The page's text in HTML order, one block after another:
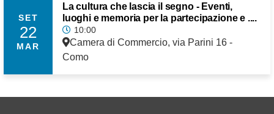
SET
22
MAR
La cultura che lascia il segno - Eventi,
luoghi e memoria per la partecipazione e ....
10:00
Camera di Commercio, via Parini 16 -
Como